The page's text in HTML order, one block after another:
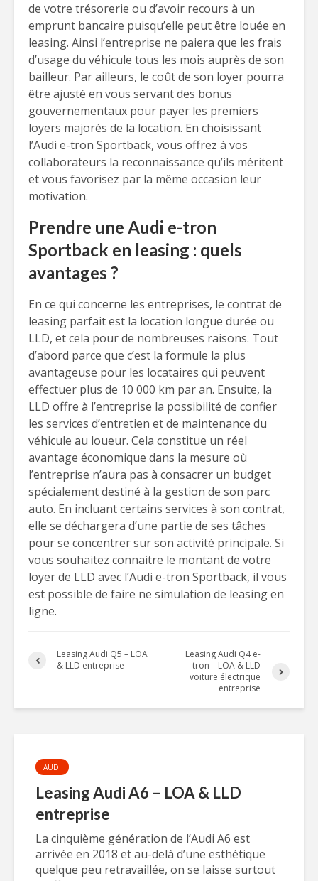
de votre trésorerie ou d’avoir recours à un
emprunt bancaire puisqu’elle peut être louée en
leasing. Ainsi l’entreprise ne paiera que les frais
d’usage du véhicule tous les mois auprès de son
bailleur. Par ailleurs, le coût de son loyer pourra
être ajusté en vous servant des bonus
gouvernementaux pour payer les premiers
loyers majorés de la location. En choisissant
l’Audi e-tron Sportback, vous offrez à vos
collaborateurs la reconnaissance qu’ils méritent
et vous favorisez par la même occasion leur
motivation.
Prendre une Audi e-tron
Sportback en leasing : quels
avantages ?
En ce qui concerne les entreprises, le contrat de
leasing parfait est la location longue durée ou
LLD, et cela pour de nombreuses raisons. Tout
d’abord parce que c’est la formule la plus
avantageuse pour les locataires qui peuvent
effectuer plus de 10 000 km par an. Ensuite, la
LLD offre à l’entreprise la possibilité de confier
les services d’entretien et de maintenance du
véhicule au loueur. Cela constitue un réel
avantage économique dans la mesure où
l’entreprise n’aura pas à consacrer un budget
spécialement destiné à la gestion de son parc
auto. En incluant certains services à son contrat,
elle se déchargera d’une partie de ses tâches
pour se concentrer sur son activité principale. Si
vous souhaitez connaitre le montant de votre
loyer de LLD avec l’Audi e-tron Sportback, il vous
est possible de faire ne simulation de leasing en
ligne.
Leasing Audi Q5 – LOA
& LLD entreprise
Leasing Audi Q4 e-
tron – LOA & LLD
voiture électrique
entreprise
AUDI
Leasing Audi A6 – LOA & LLD
entreprise
La cinquième génération de l’Audi A6 est
arrivée en 2018 et au-delà d’une esthétique
quelque peu retravaillée, on se laisse surtout